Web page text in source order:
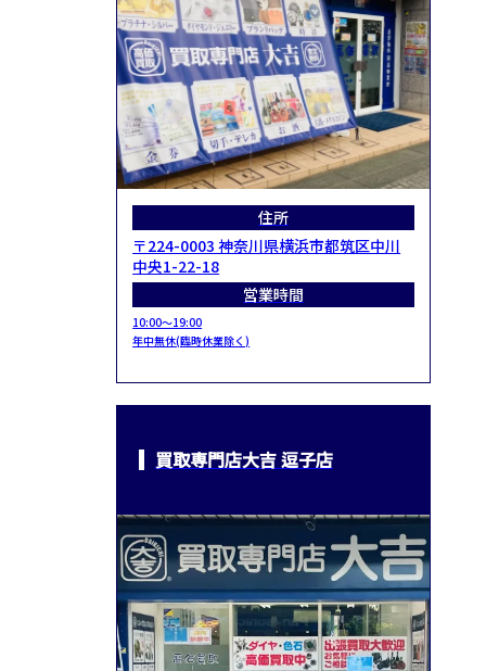
住所
〒224-0003 神奈川県横浜市都筑区中川
中央1-22-18
営業時間
10:00～19:00
年中無休(臨時休業除く)
買取専門店大吉 逗子店